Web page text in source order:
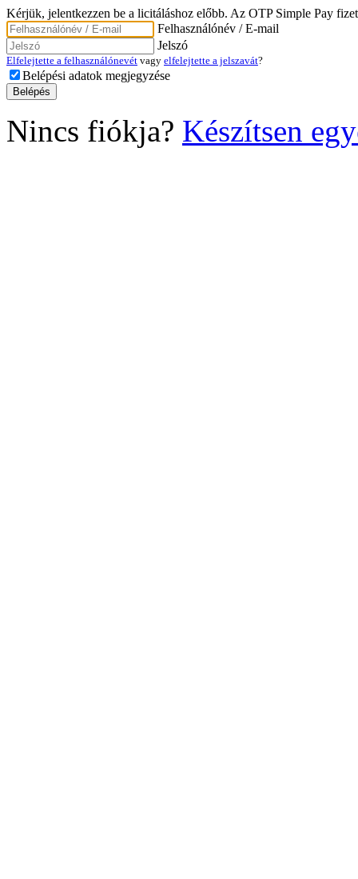
Kérjük, jelentkezzen be a licitáláshoz előbb. Az OTP Simple Pay
Felhasználónév / E-mail
Jelszó
Elfelejtette a felhasználónevét vagy elfelejtette a jelszavát?
Belépési adatok megjegyzése
Nincs fiókja? Készítsen